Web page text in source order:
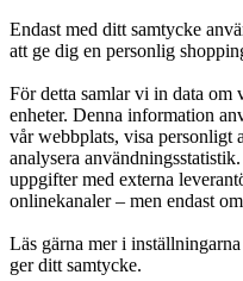
Endast med ditt samtycke
att ge dig en personlig
För detta samlar vi in data om
enheter. Denna information
vår webbplats, visa personligt
analysera
uppgifter med externa
onlinekanaler – men endast
Läs gärna mer i
ger ditt samtycke.